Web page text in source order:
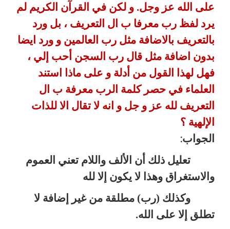
على الله عز وجل. و لكن في القرآن الكريم لم
يرد لفظ رب معرفا ب ال التعريف ، بل ورد
بالتعريف بالاضافة مثل رب العالمين و ورد ايضا
بدون اضافة مثل قال رب السجن أحب إلي ،
فهل لهذا القول من أدلة و على ماذا استند
العلماء في حصر كلمة الرب معرفة ب ال
التعريف لله عز و جل و انه لا تقال الا للذات
الإلهية ؟
الجواب:
تعليل ذلك أن الألف واللام تعني العموم
والاستغراق وهذا لا يكون إلا لله
وكذلك (رب) مطلقة من غير إضافة لا
تطلق إلا على الله.